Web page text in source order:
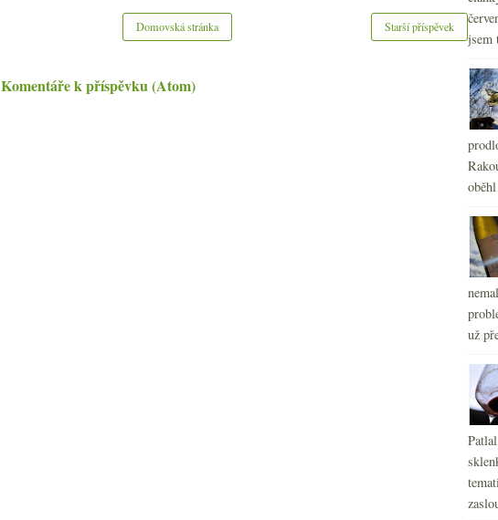
Starší příspěvek
Domovská stránka
Komentáře k příspěvku (Atom)
jsem
už